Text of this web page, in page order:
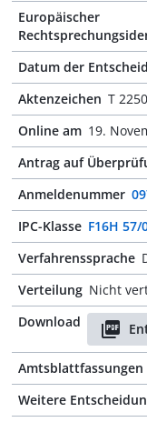
Europäischer
Datum der
Aktenzeichen T
Online am 19.
Antrag auf
Anmeldenummer
IPC-Klasse F16H 57/
Verfahrenssprache
Verteilung Nicht
Download
Amtsblattfassungen
Weitere